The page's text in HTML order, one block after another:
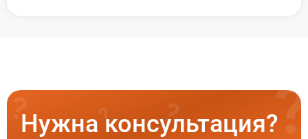
Нужна консультация?